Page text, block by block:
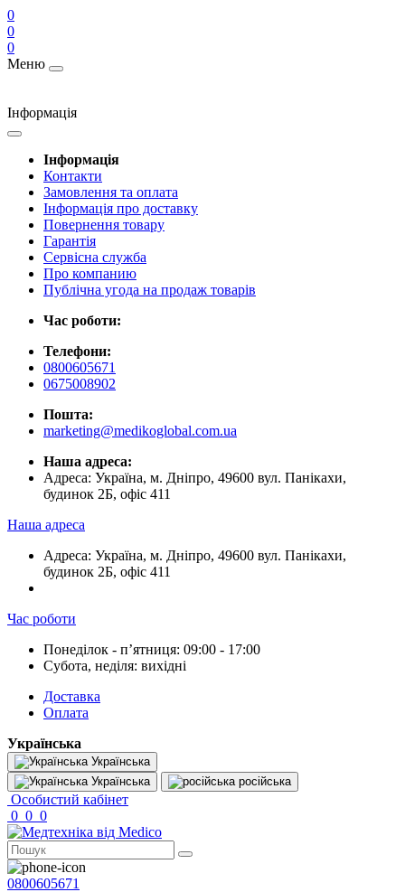
0
0
0
Меню
Інформація
Інформація
Контакти
Замовлення та оплата
Інформація про доставку
Повернення товару
Гарантія
Сервісна служба
Про компанию
Публічна угода на продаж товарів
Час роботи:
Телефони:
0800605671
0675008902
Пошта:
marketing@medikoglobal.com.ua
Наша адреса:
Адреса: Україна, м. Дніпро, 49600 вул. Панікахи,
будинок 2Б, офіс 411
Наша адреса
Адреса: Україна, м. Дніпро, 49600 вул. Панікахи,
будинок 2Б, офіс 411
Час роботи
Понеділок - пʼятниця: 09:00 - 17:00
Субота, неділя: вихідні
Доставка
Оплата
Українська
Українська
Українська
російська
Особистий кабінет
0 0 0
0800605671